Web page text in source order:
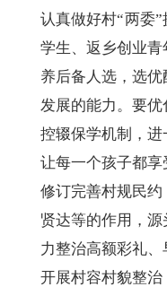
认真做好村“两委
学生、返乡创业
养后备人选，选
发展的能力。要
控辍保学机制，进
让每一个孩子都
修订完善村规民
贤达等的作用，
力整治高额彩礼
开展村容村貌整